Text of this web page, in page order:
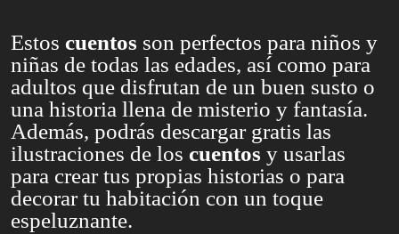
Estoscuentos son perfectos para niños y
niñas de todas las edades, así como para
adultos que disfrutan de un buen susto o
una historia llena de misterio y fantasía.
Además, podrás descargar gratis las
ilustraciones de loscuentos y usarlas
para crear tus propias historias o para
decorar tu habitación con un toque
espeluznante.